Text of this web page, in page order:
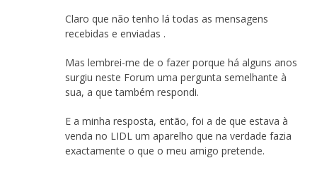
Claro que não tenho lá todas as mensagens
recebidas e enviadas .
Mas lembrei-me de o fazer porque há alguns anos
surgiu neste Forum uma pergunta semelhante à
sua, a que também respondi.
E a minha resposta, então, foi a de que estava à
venda no LIDL um aparelho que na verdade fazia
exactamente o que o meu amigo pretende.